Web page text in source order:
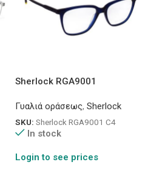
Sherlock RGA9001
Γυαλιά οράσεως, Sherlock
SKU: Sherlock RGA9001 C4
In stock
Login to see prices